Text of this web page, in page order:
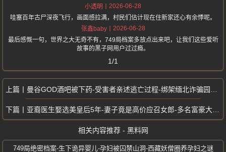
小透明
2026-06-28
哇塞百年古尸深夜飞行，画面感拉满，村民们估计现在住新家还心有余悸呢。
张鑫baby
2026-06-28
最后感慨一句，世界之大无奇不有，749局档案多放点出来吧，让我们这些爱听
故事的黑子网用户过过瘾。
1/1
曼谷GOD酒吧被下药-受害者亲述逃亡过程-绑架缅北诈骗园区真实经历
亚裔医生娶选美皇后5年-妻子竟是高价应召女郎-多名富豪大佬牵涉其中
相关内容推荐 - 黑料网
749局绝密档案-生下诡异婴儿-孕妇被囚禁山洞-西藏妖僧圈养孕妇之谜